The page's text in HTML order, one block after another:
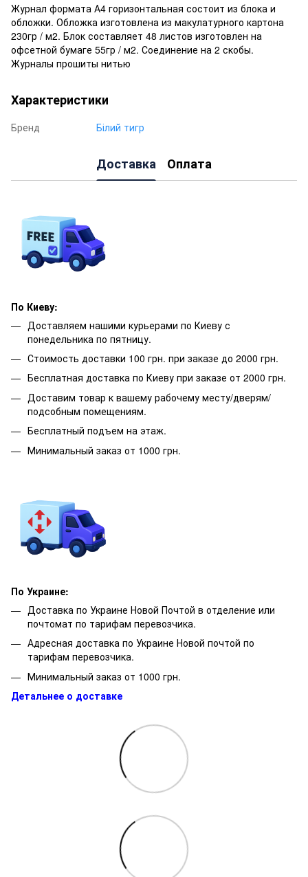
Журнал формата А4 горизонтальная состоит из блока и
обложки. Обложка изготовлена ​​из макулатурного картона
230гр / м2. Блок составляет 48 листов изготовлен на
офсетной бумаге 55гр / м2. Соединение на 2 скобы.
Журналы прошиты нитью
Характеристики
Бренд Білий тигр
Доставка Оплата
По Киеву:
Доставляем нашими курьерами по Киеву с
понедельника по пятницу.
Стоимость доставки 100 грн. при заказе до 2000 грн.
Бесплатная доставка по Киеву при заказе от 2000 грн.
Доставим товар к вашему рабочему месту/дверям/
подсобным помещениям.
Бесплатный подъем на этаж.
Минимальный заказ от 1000 грн.
По Украине:
Доставка по Украине Новой Почтой в отделение или
почтомат по тарифам перевозчика.
Адресная доставка по Украине Новой почтой по
тарифам перевозчика.
Минимальный заказ от 1000 грн.
Детальнее о доставке